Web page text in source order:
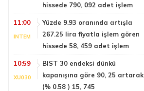
hissede 790, 092 adet işlem
11:00
INTEM
Yüzde 9.93 oranında artışla
267.25 lira fiyatla işlem gören
hissede 58, 459 adet işlem
10:59
XU030
BIST 30 endeksi dünkü
kapanışına göre 90, 25 artarak
(% 0.58 ) 15, 745